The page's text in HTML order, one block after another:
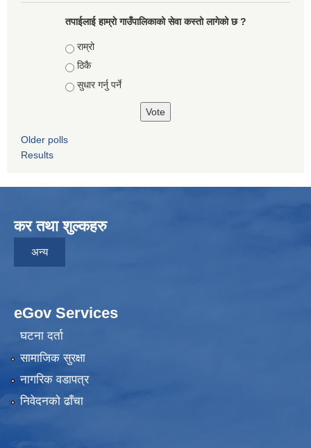
तपाईलाई हाम्राे गाउँपालिकाको सेवा कस्तो लागेको छ ?
Choices
राम्रो
ठिकै
सुधार गर्नु पर्ने
Older polls
Results
कर तथा शुल्कहरु
अन्य
eGov Services
घटना दर्ता
सामाजिक सुरक्षा
नागरिक वडापत्र
निवेदनकाे ढाँचा